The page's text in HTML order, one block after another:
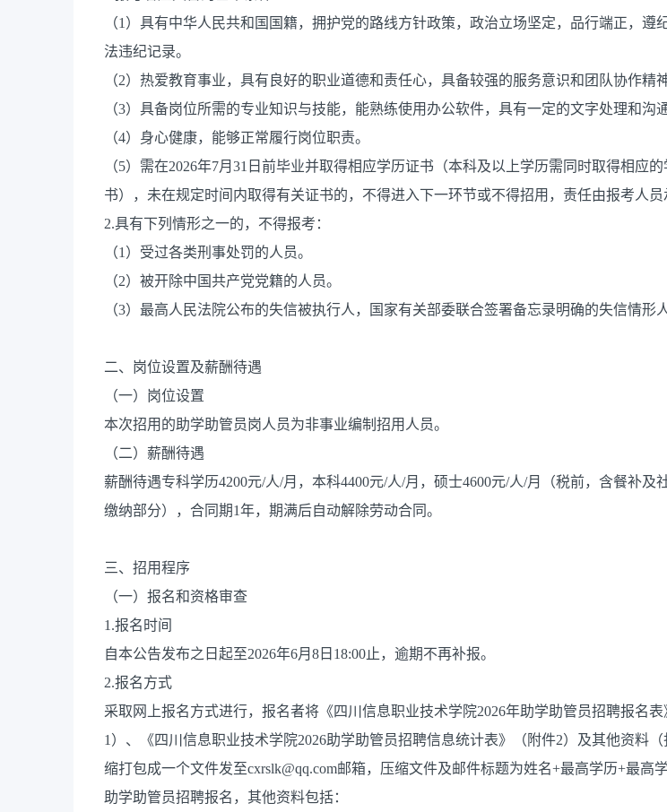
（1）具有中华人民共和国国籍，拥护党的路线方针政策，政治立场坚定，品行端正，遵
法违纪记录。
（2）热爱教育事业，具有良好的职业道德和责任心，具备较强的服务意识和团队协作精神
（3）具备岗位所需的专业知识与技能，能熟练使用办公软件，具有一定的文字处理和沟
（4）身心健康，能够正常履行岗位职责。
（5）需在2026年7月31日前毕业并取得相应学历证书（本科及以上学历需同时取得相应的
书），未在规定时间内取得有关证书的，不得进入下一环节或不得招用，责任由报考人员
2.具有下列情形之一的，不得报考：
（1）受过各类刑事处罚的人员。
（2）被开除中国共产党党籍的人员。
（3）最高人民法院公布的失信被执行人，国家有关部委联合签署备忘录明确的失信情形人
二、岗位设置及薪酬待遇
（一）岗位设置
本次招用的助学助管员岗人员为非事业编制招用人员。
（二）薪酬待遇
薪酬待遇专科学历4200元/人/月，本科4400元/人/月，硕士4600元/人/月（税前，含餐补及
缴纳部分），合同期1年，期满后自动解除劳动合同。
三、招用程序
（一）报名和资格审查
1.报名时间
自本公告发布之日起至2026年6月8日18:00止，逾期不再补报。
2.报名方式
采取网上报名方式进行，报名者将《四川信息职业技术学院2026年助学助管员招聘报名
1）、《四川信息职业技术学院2026助学助管员招聘信息统计表》（附件2）及其他资料
缩打包成一个文件发至cxrslk@qq.com邮箱，压缩文件及邮件标题为姓名+最高学历+最高
助学助管员招聘报名，其他资料包括：